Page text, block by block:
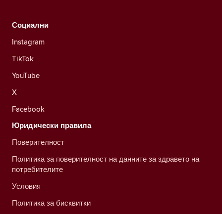
Социални
Instagram
TikTok
YouTube
X
Facebook
Юридически правила
Поверителност
Политика за поверителност на данните за здравето на
потребителите
Условия
Политика за бисквитки